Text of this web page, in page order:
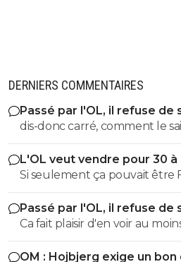
DERNIERS COMMENTAIRES
Passé par l'OL, il refuse de
dis-donc carré, comment le
L'OL veut vendre pour 30
Si seulement ça pouvait être
dehors, l'OL et ce très bon
mieux
Passé par l'OL, il refuse de
Ca fait plaisir d'en voir au
doivent être des abrutis de
OM : Hojbjerg exige un